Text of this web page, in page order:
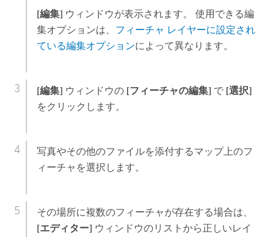
[編集]ウィンドウが表示されます。 使用できる編
集オプションは、 フィーチャ レイヤーに設定され
ている編集オプションによって異なります。
[編集]ウィンドウの [フィーチャの編集]で [選択]
をクリックします。
写真やその他のファイルを添付するマップ上のフ
ィーチャを選択します。
その場所に複数のフィーチャが存在する場合は、
[エディター]ウィンドウのリストから正しいレイ